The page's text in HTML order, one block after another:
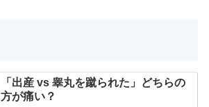
「出産 vs 睾丸を蹴られた」どちらの
方が痛い？